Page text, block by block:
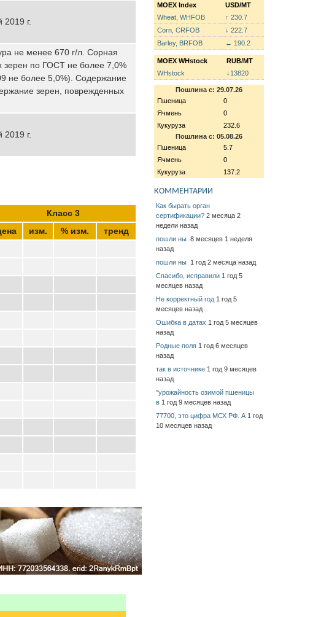
2019 г.
не менее 670 г/л. Сорная
зерен по ГОСТ не более 7,0%
не более 5,0%). Содержание
зерен, поврежденных
2019 г.
Класс 3
изм. % изм. тренд
MOEX Index
USD/MT
Wheat, WHFOB
↑ 230.7
Corn, CRFOB
↓ 222.7
Barley, BRFOB
↔ 190.2
MOEX WHstock
RUB/MT
WHstock
↓13820
Пошлина с: 29.07.26
Пшеница
0
Ячмень
0
Кукуруза
232.6
Пошлина с: 05.08.26
Пшеница
5.7
Ячмень
0
Кукуруза
137.2
КОММЕНТАРИИ
Как бырать орган
сертификации? 2 месяца 2
недели назад
пошли ны 8 месяцев 1 неделя
назад
пошли ны 1 год 2 месяца назад
Спасибо, исправили 1 год 5
месяцев назад
Не корректный год 1 год 5
месяцев назад
Ошибка в датах 1 год 5 месяцев
назад
Родные поля 1 год 6 месяцев
назад
так в источнике 1 год 9 месяцев
назад
"урожайность озимой пшеницы
в 1 год 9 месяцев назад
77700, это цифра МСХ РФ. А 1 год
10 месяцев назад